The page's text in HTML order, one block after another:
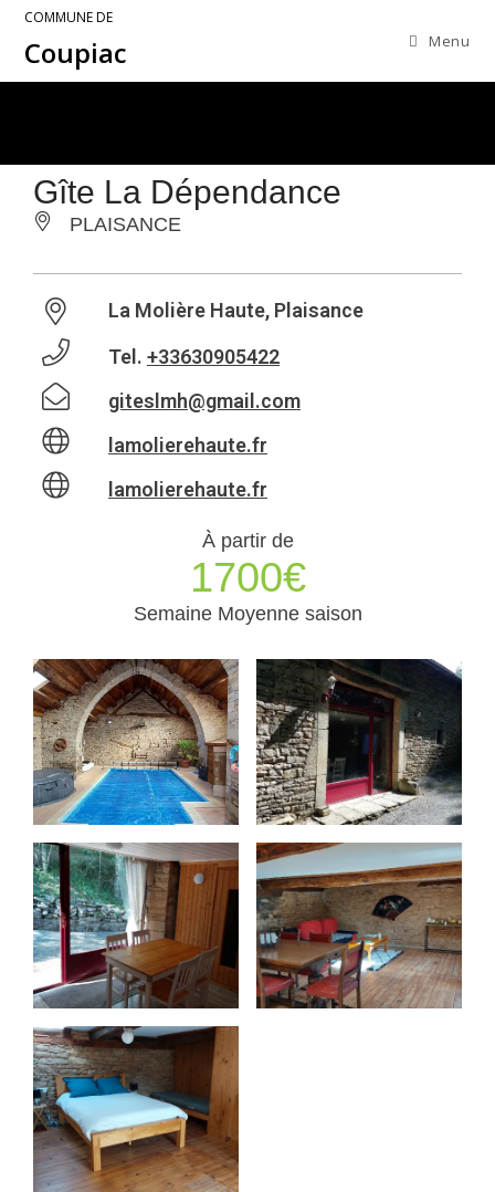
COMMUNE DE
Coupiac Menu
Gîte La Dépendance
PLAISANCE
La Molière Haute, Plaisance
Tel. +33630905422
giteslmh@gmail.com
lamolierehaute.fr
lamolierehaute.fr
À partir de
1700€
Semaine Moyenne saison